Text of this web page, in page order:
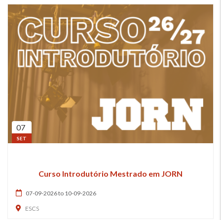
07
SET
Curso Introdutório Mestrado em JORN
07-09-2026 to 10-09-2026
ESCS